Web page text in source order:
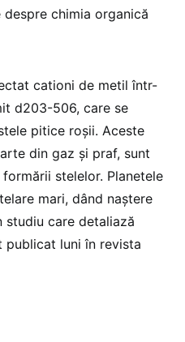
chimia organică
cationi de metil într-
d203-506, care se
pitice roșii. Aceste
din gaz și praf, sunt
stelelor. Planetele
mari, dând naștere
studiu care detaliază
publicat luni în revista